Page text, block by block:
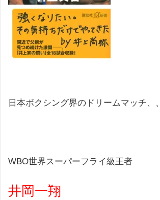
日本ボクシング界のドリームマッチ、、
WBO世界スーパーフライ級王者
井岡一翔